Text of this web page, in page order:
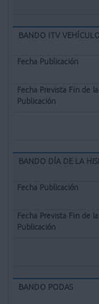
BANDO ITV
BANDO DÍA DE LA
BANDO PODAS